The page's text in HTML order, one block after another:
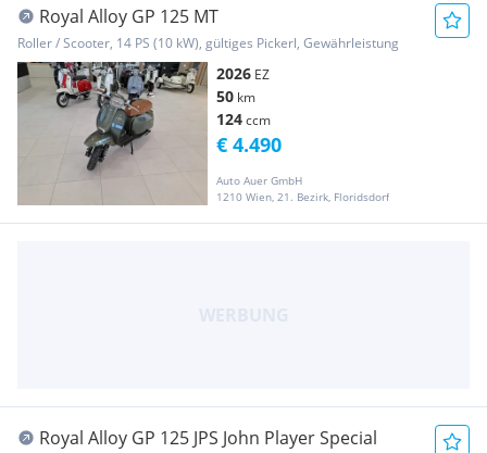
Royal Alloy GP 125 MT
Roller / Scooter, 14 PS (10 kW), gültiges Pickerl, Gewährleistung
2026 EZ
50 km
124ccm
Auto Auer GmbH
1210 Wien, 21. Bezirk, Floridsdorf
€ 4.490
Royal Alloy GP 125 JPS John Player Special